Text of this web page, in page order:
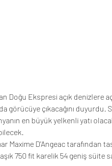
Doğu Ekspresi açık denizlere
görücüye çıkacağını
en büyük yelkenli yatı
Maxime D'Angeac tarafından
750 fit karelik 54 geniş süite